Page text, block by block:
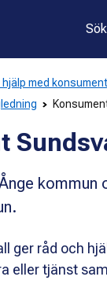
Sök
hjälp med
kommun
ger råd och
eller tjänst